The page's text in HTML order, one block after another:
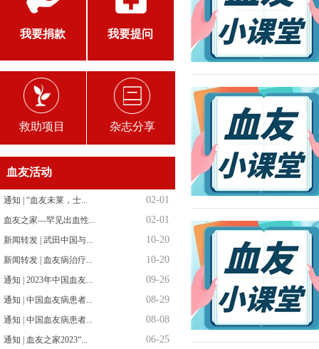
我要捐款 我要提问
救助项目 杂志分享
血友活动
通知 | “血友未莱，士... 02-01
血友之家—罕见出血性... 02-01
新闻转发 | 武田中国与... 10-20
新闻转发 | 血友病治疗... 10-20
通知 | 2023年中国血友... 09-26
通知 | 中国血友病患者... 08-29
通知 | 中国血友病患者... 08-08
通知 | 血友之家2023“... 06-25